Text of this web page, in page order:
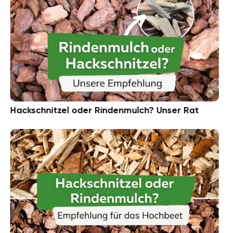
Hackschnitzel oder Rindenmulch? Unser Rat